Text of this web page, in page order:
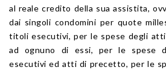
al reale credito della sua assistita,
dai singoli condomini per quote
titoli esecutivi, per le spese degli
ad ognuno di essi, per le spese
esecutivi ed atti di precetto, per le